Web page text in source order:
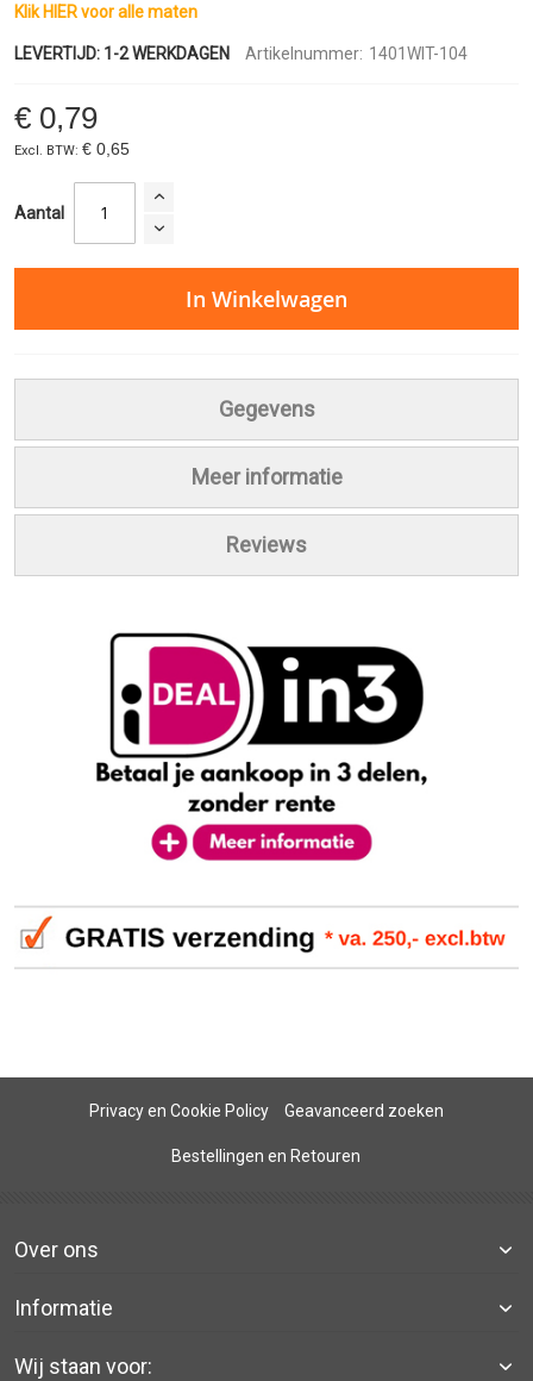
Klik HIER voor alle maten
LEVERTIJD: 1-2 WERKDAGEN Artikelnummer: 1401WIT-104
€ 0,79
€ 0,65
Aantal
In Winkelwagen
Gegevens
Meer informatie
Reviews
Privacy en Cookie Policy Geavanceerd zoeken
Bestellingen en Retouren
Over ons
Informatie
Wij staan voor: